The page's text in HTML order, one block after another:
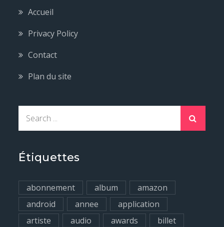
Accueil
Privacy Policy
Contact
Plan du site
r
h
f
o
Étiquettes
abonnement album
amazon
android
annee
application
artiste
audio awards
billet